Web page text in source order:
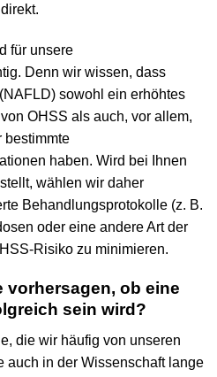
für unsere
Denn wir wissen, dass
sowohl ein erhöhtes
OHSS als auch, vor allem,
bestimmte
haben. Wird bei Ihnen
wählen wir daher
Behandlungsprotokolle (z. B.
oder eine andere Art der
Risiko zu minimieren.
vorhersagen, ob eine
sein wird?
die wir häufig von unseren
auch in der Wissenschaft lange